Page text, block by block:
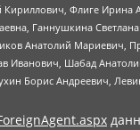
Флиге
Ганнушкина
Анатолий Мариевич,
Иванович, Шабад
Борис Андреевич,